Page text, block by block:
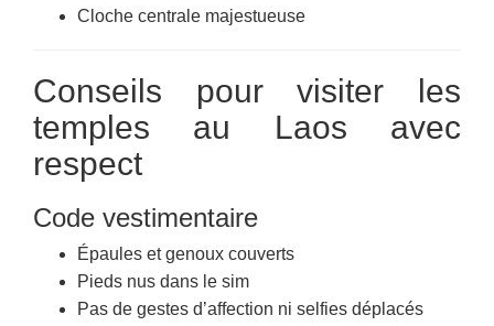
Cloche centrale majestueuse
Conseils pour visiter les
temples au Laos avec
respect
Code vestimentaire
Épaules et genoux couverts
Pieds nus dans le sim
Pas de gestes d’affection ni selfies déplacés